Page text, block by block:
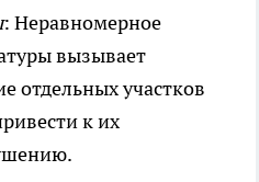
: Неравномерное
вызывает
отдельных участков
к их